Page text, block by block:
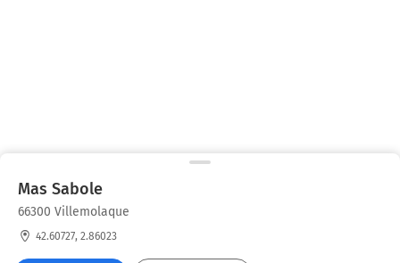
Mas Sabole
66300 Villemolaque
42.60727, 2.86023